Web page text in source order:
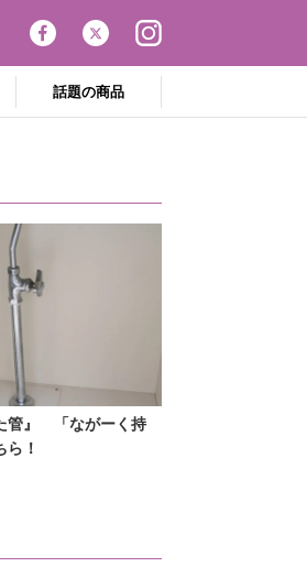
話題の商品
管』 「ながーく持
！